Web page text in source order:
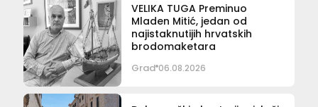
VELIKA TUGA Preminuo
Mladen Mitić, jedan od
najistaknutijih hrvatskih
brodomaketara
Grad 06.08.2026